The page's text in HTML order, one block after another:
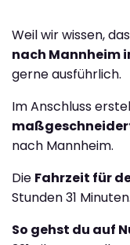
Weil wir wissen,
nach Mannheim
gerne ausführlich.
Im Anschluss
nach Mannheim.
Die Fahrzeit für
Stunden 31 Minuten.
So gehst du auf